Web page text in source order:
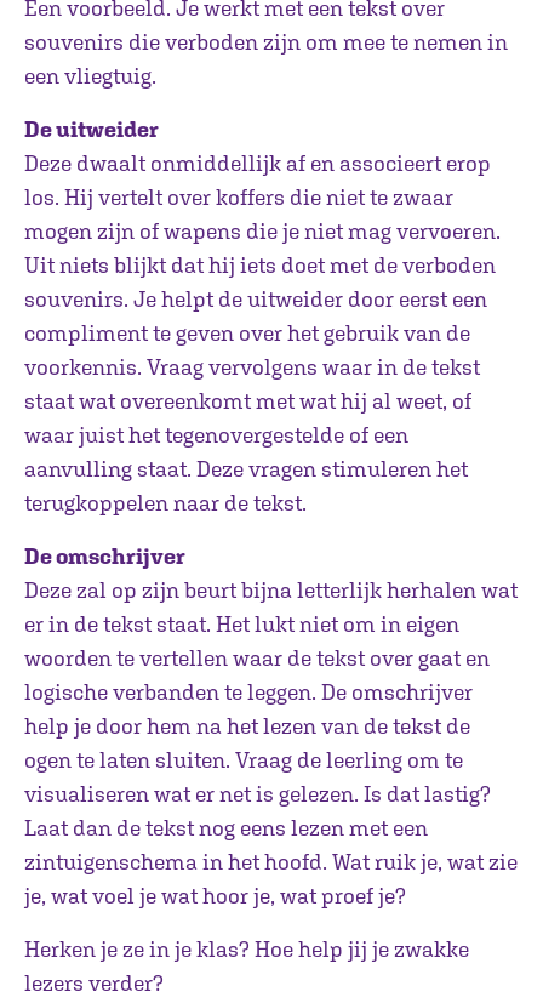
Een voorbeeld. Je werkt met een tekst over
souvenirs die verboden zijn om mee te nemen in
een vliegtuig.
De uitweider
Deze dwaalt onmiddellijk af en associeert erop
los. Hij vertelt over koffers die niet te zwaar
mogen zijn of wapens die je niet mag vervoeren.
Uit niets blijkt dat hij iets doet met de verboden
souvenirs. Je helpt de uitweider door eerst een
compliment te geven over het gebruik van de
voorkennis. Vraag vervolgens waar in de tekst
staat wat overeenkomt met wat hij al weet, of
waar juist het tegenovergestelde of een
aanvulling staat. Deze vragen stimuleren het
terugkoppelen naar de tekst.
De omschrijver
Deze zal op zijn beurt bijna letterlijk herhalen wat
er in de tekst staat. Het lukt niet om in eigen
woorden te vertellen waar de tekst over gaat en
logische verbanden te leggen. De omschrijver
help je door hem na het lezen van de tekst de
ogen te laten sluiten. Vraag de leerling om te
visualiseren wat er net is gelezen. Is dat lastig?
Laat dan de tekst nog eens lezen met een
zintuigenschema in het hoofd. Wat ruik je, wat zie
je, wat voel je wat hoor je, wat proef je?
Herken je ze in je klas? Hoe help jij je zwakke
lezers verder?